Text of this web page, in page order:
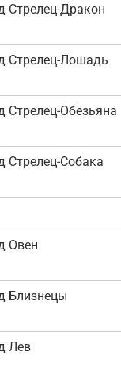
Стрелец-Дракон
Стрелец-Лошадь
Стрелец-Обезьяна
Стрелец-Собака
Овен
Близнецы
Лев